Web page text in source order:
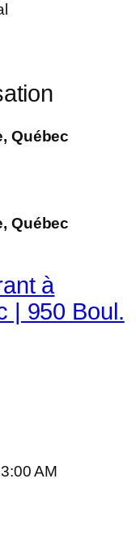
Québec
Québec
à
| 950 Boul.
AM